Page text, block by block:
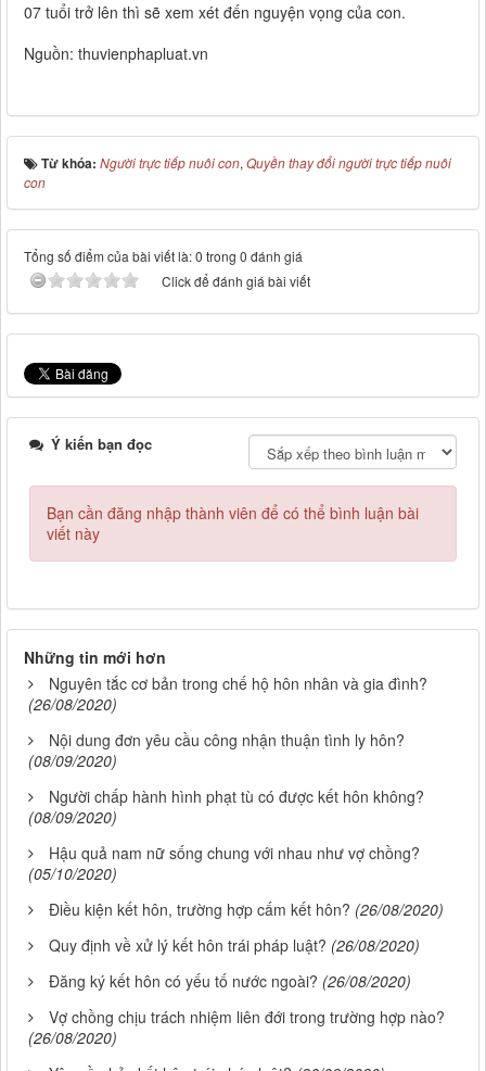
07 tuổi trở lên thì sẽ xem xét đến nguyện vọng của con.
Nguồn: thuvienphapluat.vn
Từ khóa: Người trực tiếp nuôi con, Quyền thay đổi người trực tiếp nuôi
con
Tổng số điểm của bài viết là: 0 trong 0 đánh giá
Click để đánh giá bài viết
Ý kiến bạn đọc
Bạn cần đăng nhập thành viên để có thể bình luận bài
viết này
Những tin mới hơn
Nguyên tắc cơ bản trong chế hộ hôn nhân và gia đình?
(26/08/2020)
Nội dung đơn yêu cầu công nhận thuận tình ly hôn?
(08/09/2020)
Người chấp hành hình phạt tù có được kết hôn không?
(08/09/2020)
Hậu quả nam nữ sống chung với nhau như vợ chồng?
(05/10/2020)
Điều kiện kết hôn, trường hợp cấm kết hôn? (26/08/2020)
Quy định về xử lý kết hôn trái pháp luật? (26/08/2020)
Đăng ký kết hôn có yếu tố nước ngoài? (26/08/2020)
Vợ chồng chịu trách nhiệm liên đới trong trường hợp nào?
(26/08/2020)